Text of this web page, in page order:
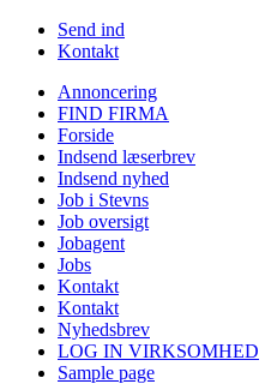
Send ind
Kontakt
Annoncering
FIND FIRMA
Forside
Indsend læserbrev
Indsend nyhed
Job i Stevns
Job oversigt
Jobagent
Jobs
Kontakt
Kontakt
Nyhedsbrev
LOG IN VIRKSOMHED
Sample page